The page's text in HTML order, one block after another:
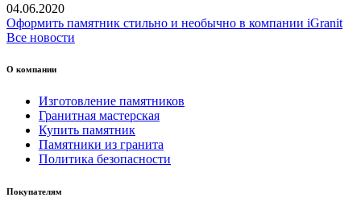
04.06.2020
Оформить памятник стильно и необычно в компании iGranit
Все новости
О компании
Изготовление памятников
Гранитная мастерская
Купить памятник
Памятники из гранита
Политика безопасности
Покупателям